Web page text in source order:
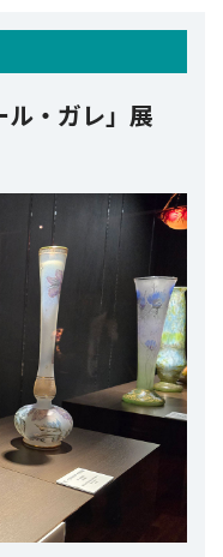
・ガレ」展